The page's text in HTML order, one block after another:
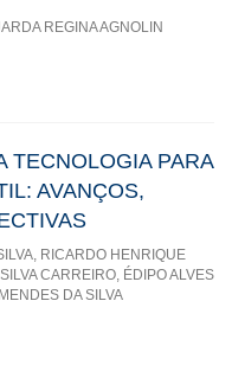
REGINA AGNOLIN
TECNOLOGIA PARA
AVANÇOS,
RICARDO HENRIQUE
CARREIRO, ÉDIPO ALVES
DA SILVA